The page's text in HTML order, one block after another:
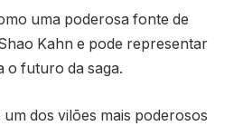
uma poderosa fonte de
Kahn e pode representar
o futuro da saga.
dos vilões mais poderosos